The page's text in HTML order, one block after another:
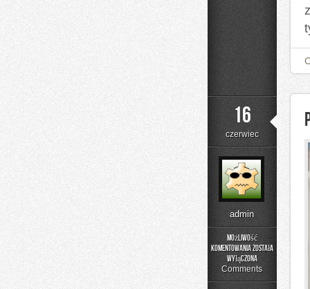
16
czerwiec
admin
Możliwość
komentowania
Poradniki
Użytkownika
została
wyłączona
Comments